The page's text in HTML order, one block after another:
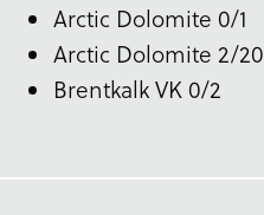
Arctic Dolomite 0/1
Arctic Dolomite 2/20
Brentkalk VK 0/2